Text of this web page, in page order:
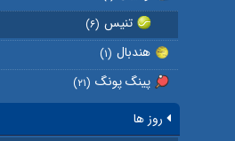
تنیس (۶)
هندبال (۱)
پینگ پونگ (۲۱)
روز ها